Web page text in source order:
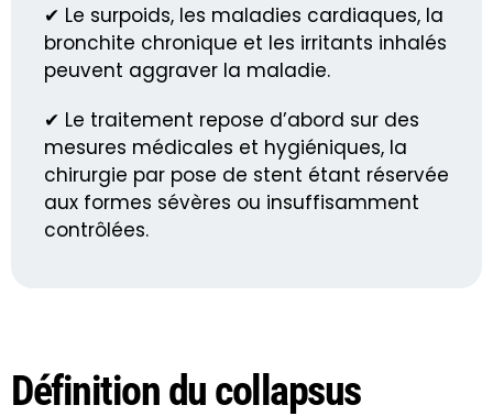
✔ Le surpoids, les maladies cardiaques, la
bronchite chronique et les irritants inhalés
peuvent aggraver la maladie.
✔ Le traitement repose d’abord sur des
mesures médicales et hygiéniques, la
chirurgie par pose de stent étant réservée
aux formes sévères ou insuffisamment
contrôlées.
Définition du collapsus